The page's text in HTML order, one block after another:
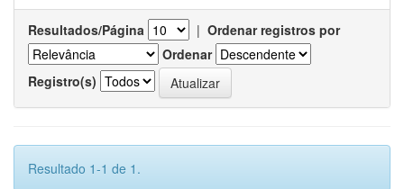
Resultados/Página | Ordenar registros por
Ordenar
Registro(s)
Resultado 1-1 de 1.